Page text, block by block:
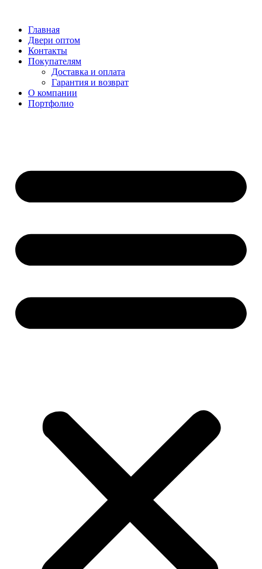
содержимому
Главная
Двери оптом
Контакты
Покупателям
Доставка и оплата
Гарантия и возврат
О компании
Портфолио